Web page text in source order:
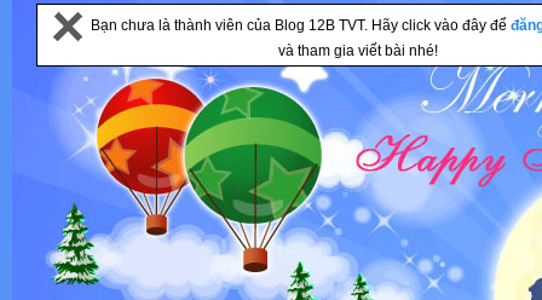
Bạn chưa là thành viên của Blog 12B TVT. Hãy click vào đây để
và tham gia viết bài nhé!